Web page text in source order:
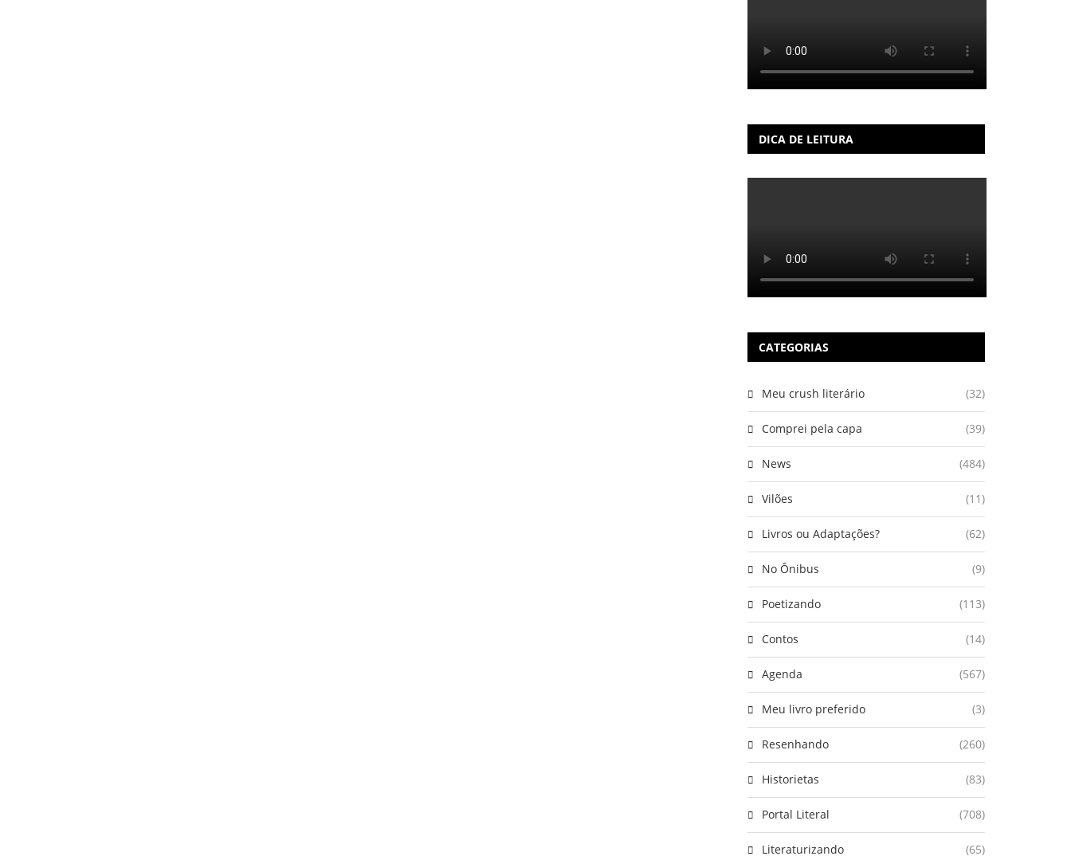
DICA DE LEITURA
CATEGORIAS
Meu crush literário (32)
Comprei pela capa (39)
News (484)
Vilões (11)
Livros ou Adaptações? (62)
No Ônibus (9)
Poetizando (113)
Contos (14)
Agenda (567)
Meu livro preferido (3)
Resenhando (260)
Historietas (83)
Portal Literal (708)
Literaturizando (65)